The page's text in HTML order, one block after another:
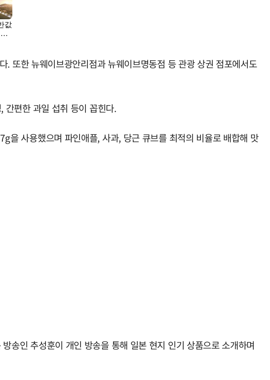
또한 뉴웨이브광안리점과 뉴웨이브명동점 등 관광 상권 점포에서도
편한 과일 섭취 등이 꼽힌다.
을 사용했으며 파인애플, 사과, 당근 큐브를 최적의 비율로 배합해 맛
송인 추성훈이 개인 방송을 통해 일본 현지 인기 상품으로 소개하며